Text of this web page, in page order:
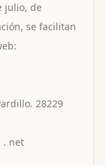
julio, de
se facilitan
28229
. net